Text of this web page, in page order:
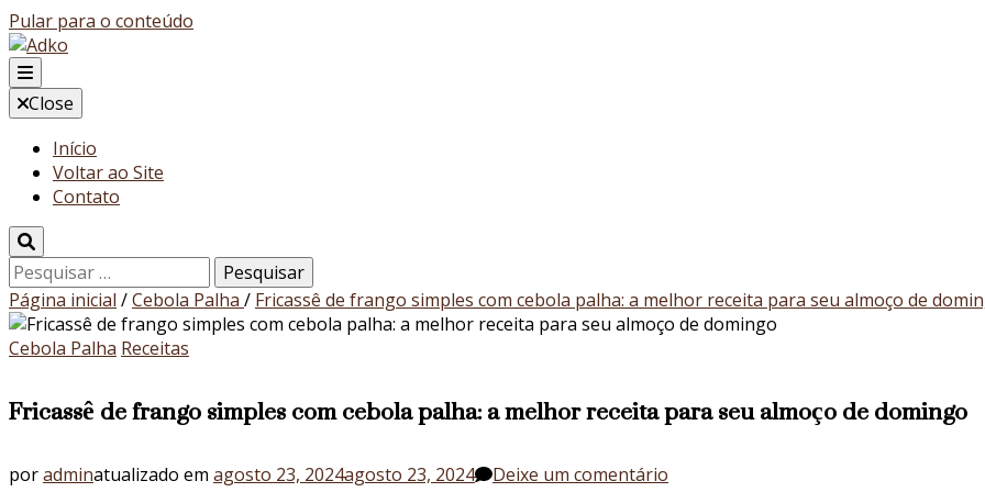
Pular para o conteúdo
Adko
Blog
Close
Início
Voltar ao Site
Contato
Pesquisar
por:
Página inicial /Cebola Palha / Fricassê de frango simples com cebola palha: a melhor receita para seu almoço de
Cebola Palha Receitas
Fricassê de frango simples com cebola palha: a melhor receita para seu almoço de domingo
poradminatualizado em agosto 23, 2024agosto 23, 2024 Deixe um comentário